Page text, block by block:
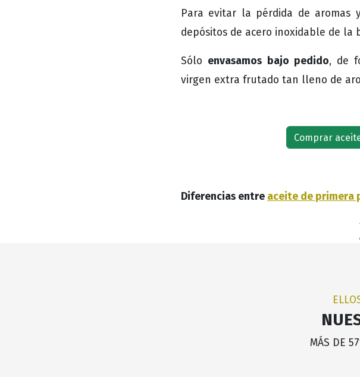
Para evitar la pérdida de aromas
depósitos de acero inoxidable de la
Sólo envasamos bajo pedido, de
virgen extra frutado tan lleno de
Comprar
Diferencias entreaceite de primera
MÁS DE